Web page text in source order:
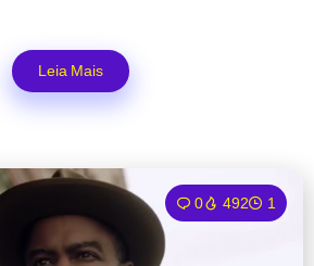
Leia Mais
0 492 1